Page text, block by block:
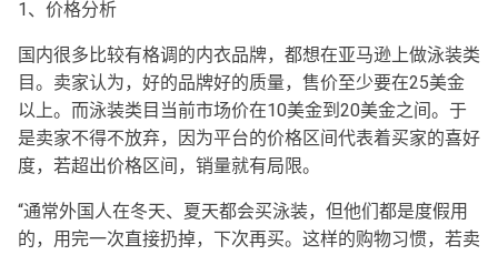
1、价格分析
国内很多比较有格调的内衣品牌，都想在亚马逊上做泳装类
目。卖家认为，好的品牌好的质量，售价至少要在25美金
以上。而泳装类目当前市场价在10美金到20美金之间。于
是卖家不得不放弃，因为平台的价格区间代表着买家的喜好
度，若超出价格区间，销量就有局限。
“通常外国人在冬天、夏天都会买泳装，但他们都是度假用
的，用完一次直接扔掉，下次再买。这样的购物习惯，若卖